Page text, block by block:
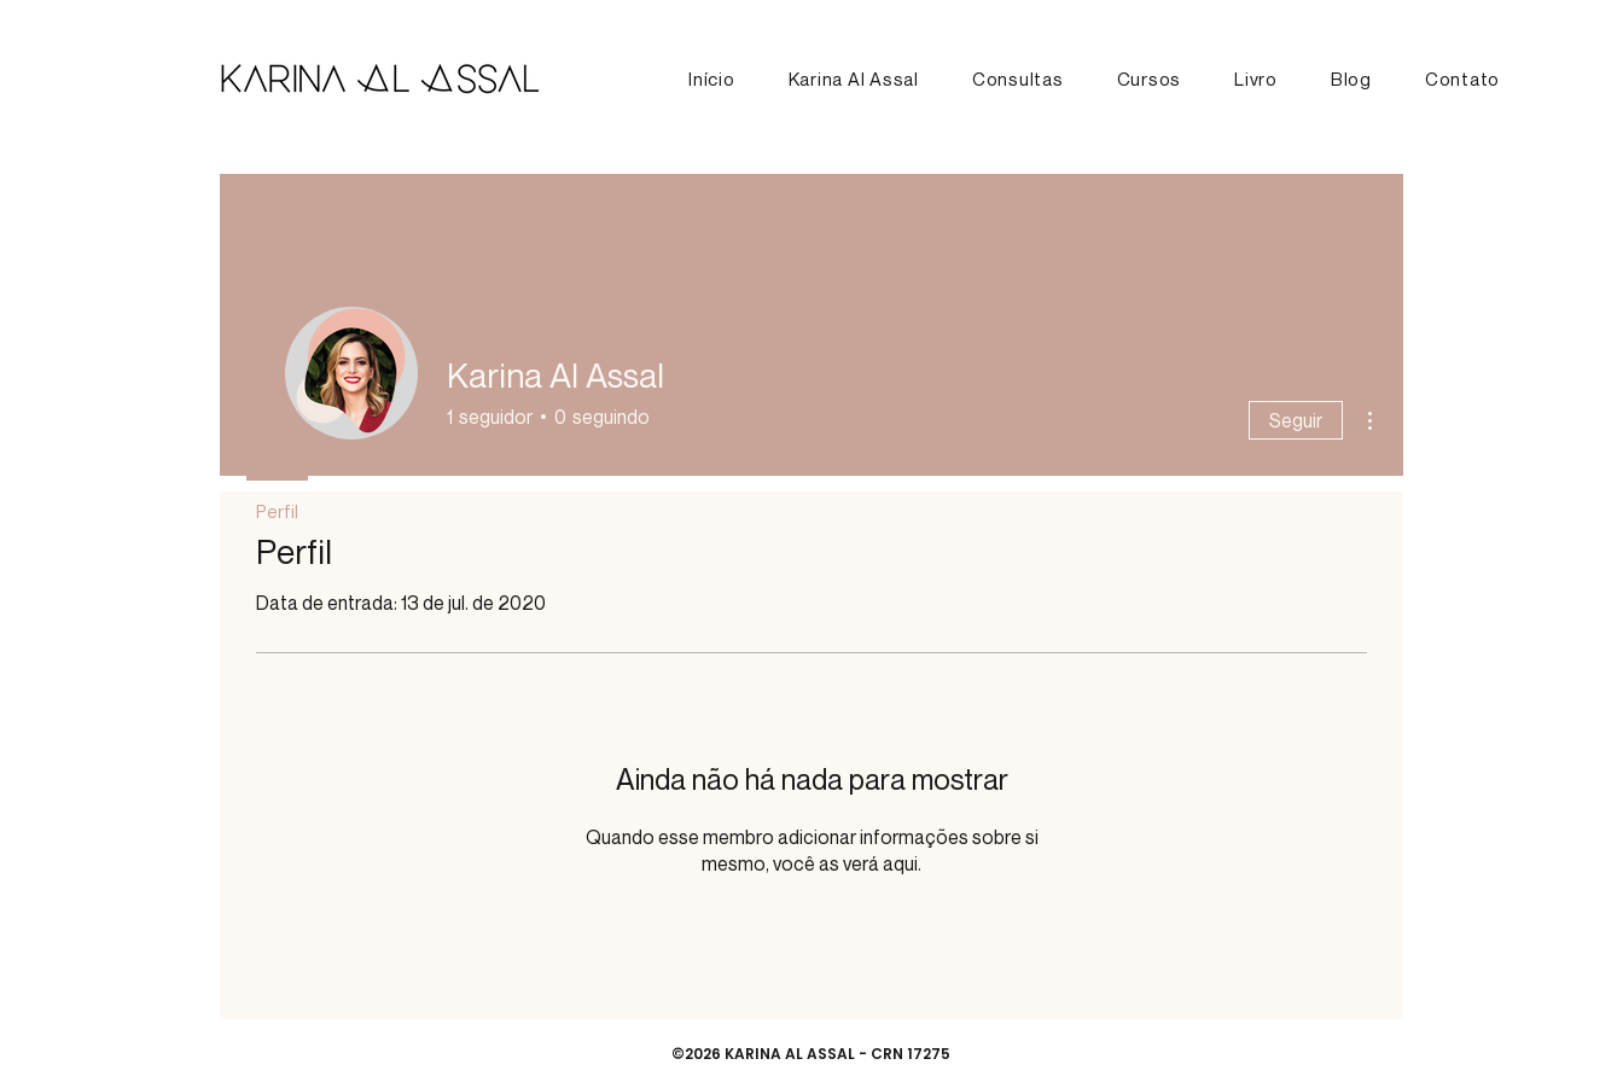
Início Karina Al Assal Consultas Cursos Livro Blog Contato
Perfil
Data de entrada: 13 de jul. de 2020
Ainda não há nada para mostrar
Quando esse membro adicionar informações sobre si
mesmo, você as verá aqui.
Karina Al Assal
1 seguidor 0 seguindo Seguir
Perfil
©2026 KARINA AL ASSAL - CRN 17275